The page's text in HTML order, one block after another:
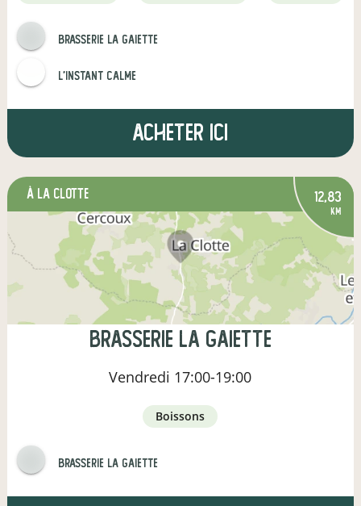
Brasserie la gaiette
L'Instant Calme
Acheter ici
à La Clotte 12,83
km
Brasserie la gaiette
Vendredi 17:00-19:00
boissons
Brasserie la gaiette